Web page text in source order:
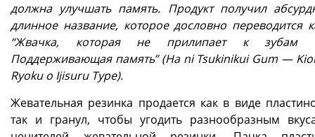
должна улучшать память. Продукт получил
длинное название, которое дословно переводится
“Жвачка, которая не прилипает к
Поддерживающая память” (Ha ni Tsukinikui Gum —
Ryoku o Ijisuru Type).
Жевательная резинка продается как в виде
так и гранул, чтобы угодить разнообразным